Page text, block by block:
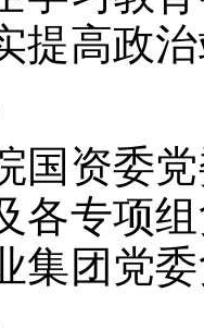
提高政
资委党
各专项
集团党